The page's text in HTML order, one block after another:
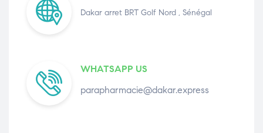
Dakar arret BRT Golf Nord , Sénégal
WHATSAPP US
parapharmacie@dakar.express